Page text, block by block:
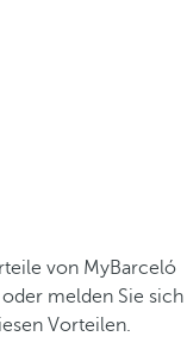
von MyBarceló
melden Sie
Vorteilen.